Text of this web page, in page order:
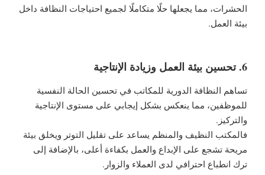
الحشرات، مما يجعلها حلًا متكاملًا لجميع احتياجات النظافة داخل
بيئة العمل.
6. تحسين بيئة العمل وزيادة الإنتاجية
تساهم النظافة الدورية للمكاتب في تحسين الحالة النفسية
للموظفين، مما ينعكس بشكل إيجابي على مستوى الإنتاجية
والتركيز.
فالمكتب النظيف والمنظم يساعد على تقليل التوتر ويخلق بيئة
مريحة تشجع على الإبداع والعمل بكفاءة أعلى، بالإضافة إلى
ترك انطباع احترافي لدى العملاء والزوار.